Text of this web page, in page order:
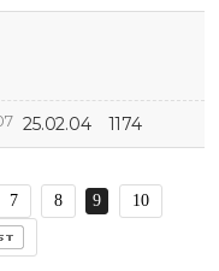
25.02.04 1174
7 8 9 10